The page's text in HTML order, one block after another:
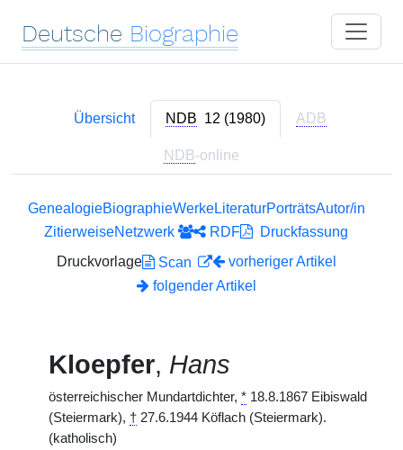
Deutsche Biographie
Übersicht NDB 12 (1980) ADB
NDB-online
GenealogieBiographieWerkeLiteraturPorträtsAutor/in
ZitierweiseNetzwerk RDF
Druckfassung
Druckvorlage
Scan
vorheriger Artikel
folgender Artikel
Kloepfer, Hans
österreichischer Mundartdichter, * 18.8.1867 Eibiswald
(Steiermark), † 27.6.1944 Köflach (Steiermark).
(katholisch)